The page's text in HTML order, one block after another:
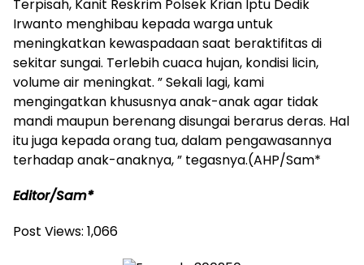
Terpisah, Kanit Reskrim Polsek Krian Iptu Dedik
Irwanto menghibau kepada warga untuk
meningkatkan kewaspadaan saat beraktifitas di
sekitar sungai. Terlebih cuaca hujan, kondisi licin,
volume air meningkat. ” Sekali lagi, kami
mengingatkan khususnya anak-anak agar tidak
mandi maupun berenang disungai berarus deras. Hal
itu juga kepada orang tua, dalam pengawasannya
terhadap anak-anaknya, ” tegasnya.(AHP/Sam*
Editor/Sam*
Post Views: 1,066